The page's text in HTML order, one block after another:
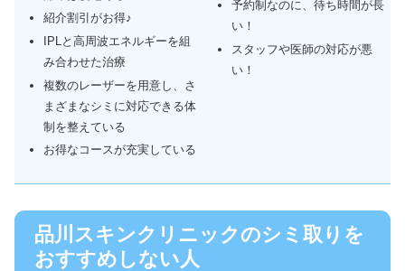
紹介割引がお得♪
IPLと高周波エネルギーを組
み合わせた治療
複数のレーザーを用意し、さ
まざまなシミに対応できる体
制を整えている
お得なコースが充実している
予約制なのに、待ち時間が長
い！
スタッフや医師の対応が悪
い！
品川スキンクリニックのシミ取りを
おすすめしない人